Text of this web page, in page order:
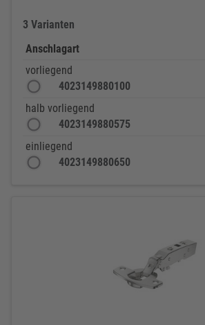
3 Varianten
Anschlagart
vorliegend
4023149880100
halb vorliegend
4023149880575
einliegend
4023149880650